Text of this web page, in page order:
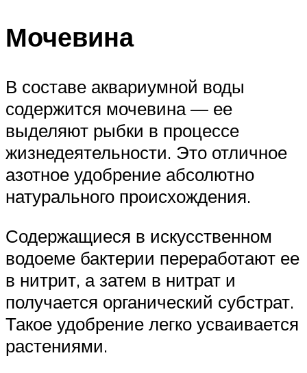
Мочевина
В составе аквариумной воды
содержится мочевина — ее
выделяют рыбки в процессе
жизнедеятельности. Это отличное
азотное удобрение абсолютно
натурального происхождения.
Содержащиеся в искусственном
водоеме бактерии переработают ее
в нитрит, а затем в нитрат и
получается органический субстрат.
Такое удобрение легко усваивается
растениями.